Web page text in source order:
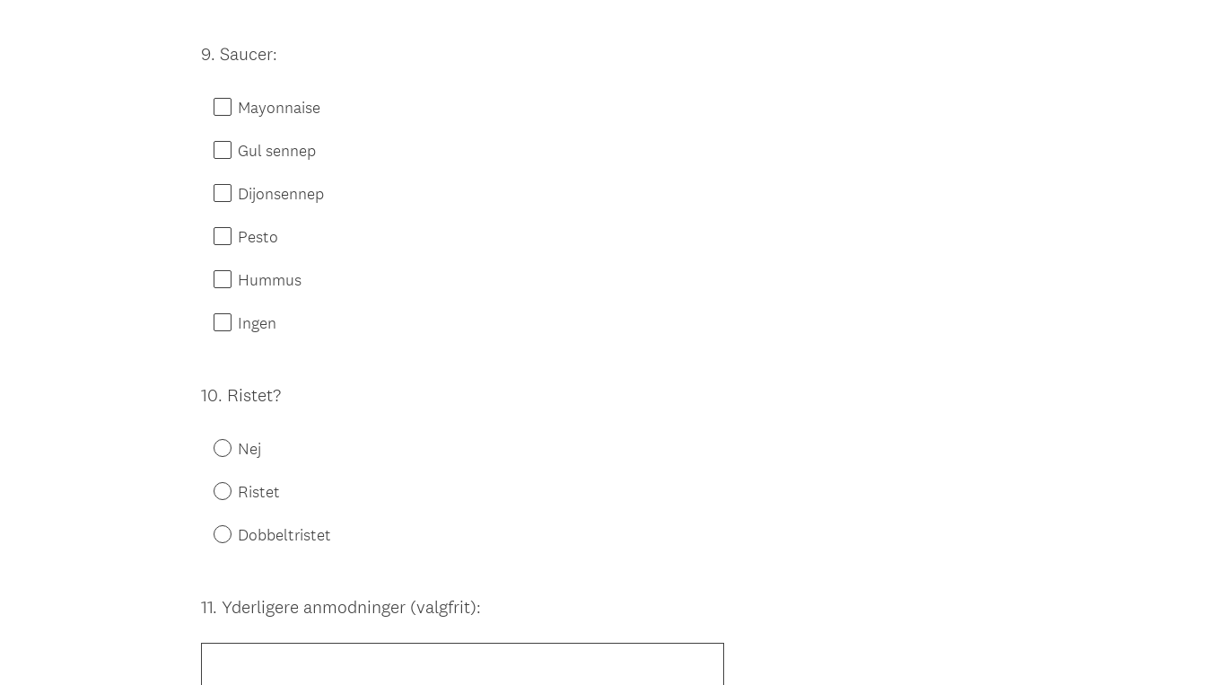
Question
9. Saucer:
Mayonnaise
Gul sennep
Dijonsennep
Pesto
Hummus
Ingen
Question
10. Ristet?
Nej
Ristet
Dobbeltristet
Question
11. Yderligere anmodninger (valgfrit):